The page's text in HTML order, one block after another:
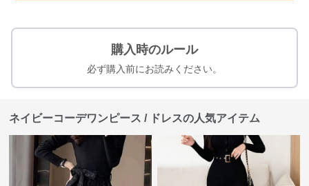
購入時のルール
必ず購入前にお読みください。
ネイビーコーデワンピース / ドレスの人気アイテム